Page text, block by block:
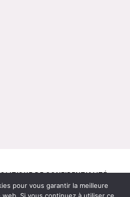
DE CONFIDENTIALITÉ
CONTACT
pour vous garantir la meilleure